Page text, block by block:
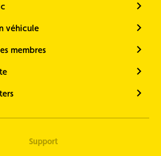
véhicule
membres
Support